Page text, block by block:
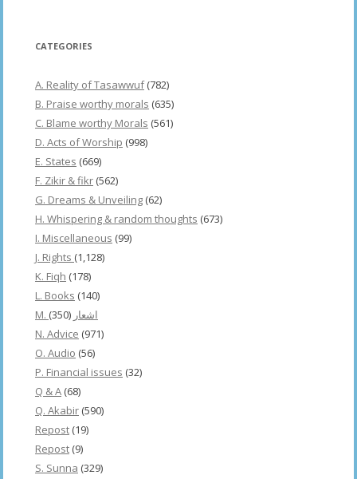
CATEGORIES
A. Reality of Tasawwuf(782)
B. Praise worthy morals (635)
C. Blame worthy Morals (561)
D. Acts of Worship (998)
E. States (669)
F. Zikir & fikr (562)
G. Dreams & Unveiling (62)
H. Whispering & random thoughts (673)
I. Miscellaneous (99)
J. Rights (1,128)
K. Fiqh (178)
L. Books (140)
M. اشعار (350)
N. Advice (971)
O. Audio (56)
P. Financial issues (32)
Q & A (68)
Q. Akabir (590)
Repost (19)
Repost (9)
S. Sunna (329)